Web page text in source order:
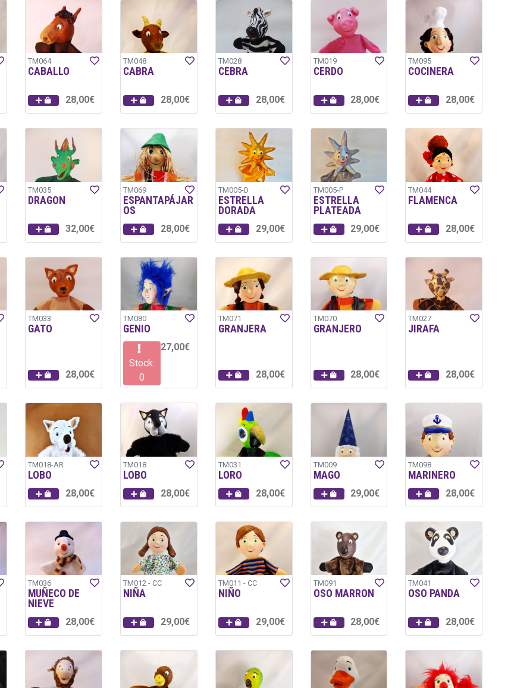
TM064
CABALLO
28,00€
TM048
CABRA
28,00€
TM028
CEBRA
28,00€
TM019
CERDO
28,00€
TM095
COCINERA
28,00€
TM035
DRAGON
32,00€
TM069
ESPANTAPÁJAR
OS
28,00€
TM005-D
ESTRELLA
DORADA
29,00€
TM005-P
ESTRELLA
PLATEADA
29,00€
TM044
FLAMENCA
28,00€
TM033
GATO
28,00€
TM080
GENIO
Stock:
0
27,00€
TM071
GRANJERA
28,00€
TM070
GRANJERO
28,00€
TM027
JIRAFA
28,00€
TM018-AR
LOBO
28,00€
TM018
LOBO
28,00€
TM031
LORO
28,00€
TM009
MAGO
29,00€
TM098
MARINERO
28,00€
TM036
MUÑECO DE
NIEVE
28,00€
TM012 - CC
NIÑA
29,00€
TM011 - CC
NIÑO
29,00€
TM091
OSO MARRON
28,00€
TM041
OSO PANDA
28,00€